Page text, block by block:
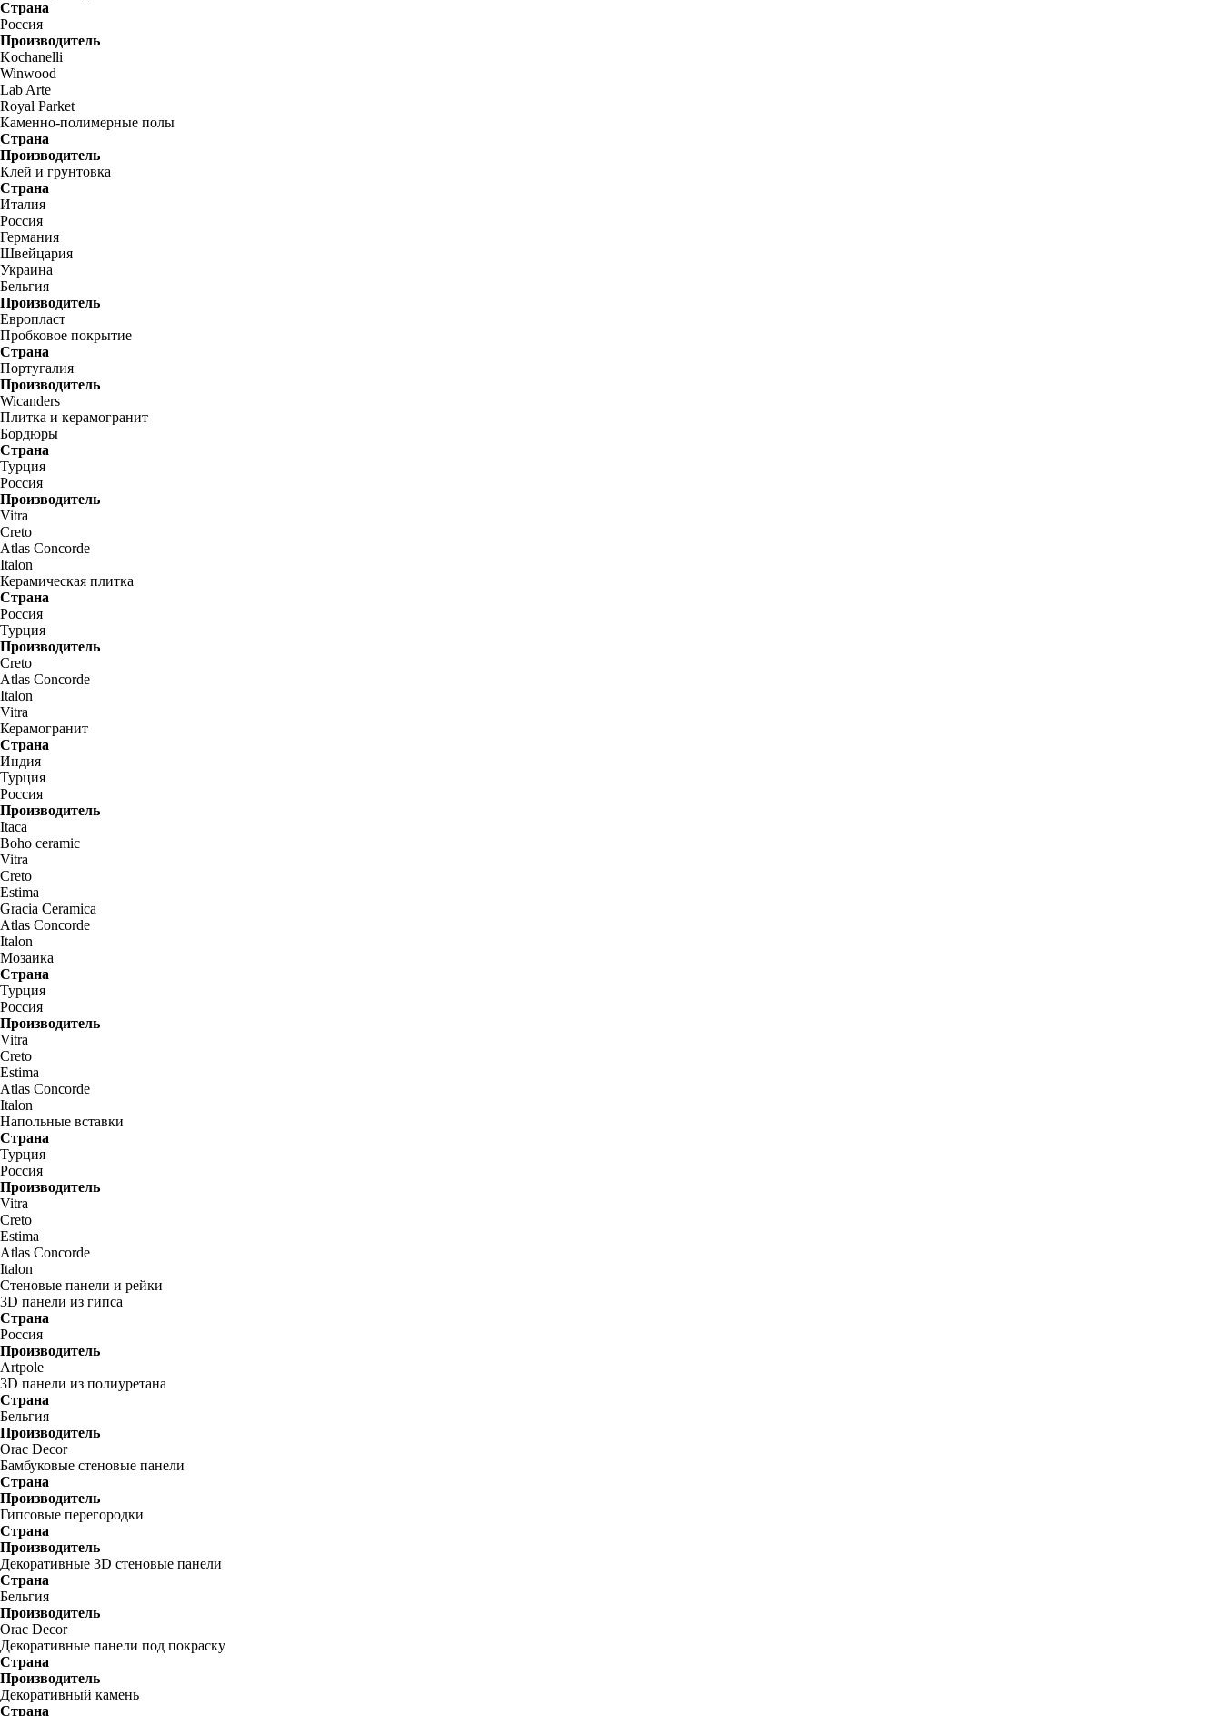
Страна
Россия
Производитель
Kochanelli
Winwood
Lab Arte
Royal Parket
Каменно-полимерные полы
Страна
Производитель
Клей и грунтовка
Страна
Италия
Россия
Германия
Швейцария
Украина
Бельгия
Производитель
Европласт
Пробковое покрытие
Страна
Португалия
Производитель
Wicanders
Плитка и керамогранит
Бордюры
Страна
Турция
Россия
Производитель
Vitra
Creto
Atlas Concorde
Italon
Керамическая плитка
Страна
Россия
Турция
Производитель
Creto
Atlas Concorde
Italon
Vitra
Керамогранит
Страна
Индия
Турция
Россия
Производитель
Itaca
Boho ceramic
Vitra
Creto
Estima
Gracia Ceramica
Atlas Concorde
Italon
Мозаика
Страна
Турция
Россия
Производитель
Vitra
Creto
Estima
Atlas Concorde
Italon
Напольные вставки
Страна
Турция
Россия
Производитель
Vitra
Creto
Estima
Atlas Concorde
Italon
Стеновые панели и рейки
3D панели из гипса
Страна
Россия
Производитель
Artpole
3D панели из полиуретана
Страна
Бельгия
Производитель
Orac Decor
Бамбуковые стеновые панели
Страна
Производитель
Гипсовые перегородки
Страна
Производитель
Декоративные 3D стеновые панели
Страна
Бельгия
Производитель
Orac Decor
Декоративные панели под покраску
Страна
Производитель
Декоративный камень
Страна